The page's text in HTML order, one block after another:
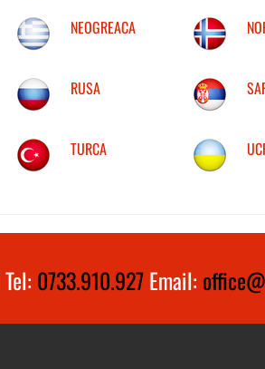
NEOGREACA
RUSA
TURCA
0733.910.927Email: